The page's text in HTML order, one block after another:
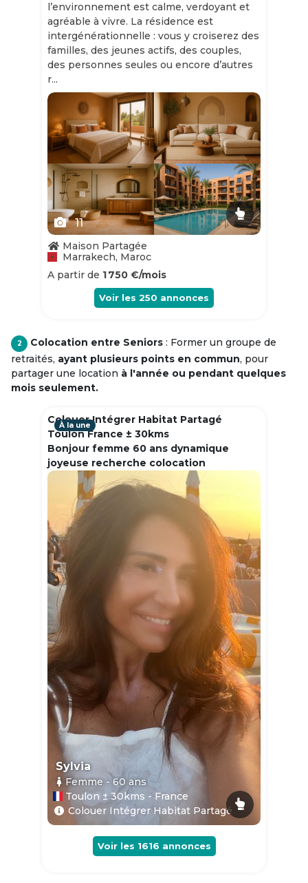
l’environnement est calme, verdoyant et
agréable à vivre. La résidence est
intergénérationnelle : vous y croiserez des
familles, des jeunes actifs, des couples,
des personnes seules ou encore d’autres
r...
Slide 1 of 11
11
Maison Partagée
Marrakech, Maroc
A partir de 1 750 €/mois
Voir les 250 annonces
2 Colocation entre Seniors : Former un groupe de
retraités, ayant plusieurs points en commun, pour
partager une location à l'année ou pendant quelques
mois seulement.
Colouer Intégrer Habitat Partagé
Toulon France ± 30kms
Bonjour femme 60 ans dynamique
joyeuse recherche colocation
À la une
Sylvia
Femme - 60ans
Toulon ± 30kms - France
Colouer Intégrer Habitat Partagé
Voir les 1616 annonces